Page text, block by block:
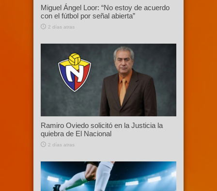
Miguel Ángel Loor: “No estoy de acuerdo
con el fútbol por señal abierta”
2 días atras
Ramiro Oviedo solicitó en la Justicia la
quiebra de El Nacional
2 días atras